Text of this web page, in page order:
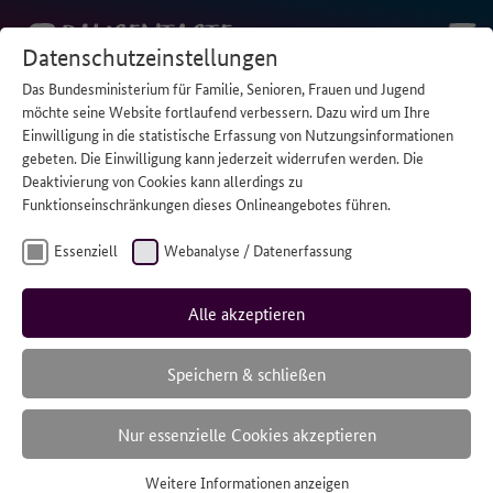
STARTSEITE/5 KINDERBÜCHER FÜR JUNGE PFLEGENDE
Datenschutzeinstellungen
Das Bundesministerium für Familie, Senioren, Frauen und Jugend
möchte seine Website fortlaufend verbessern. Dazu wird um Ihre
Einwilligung in die statistische Erfassung von Nutzungsinformationen
gebeten. Die Einwilligung kann jederzeit widerrufen werden. Die
Deaktivierung von Cookies kann allerdings zu
Funktionseinschränkungen dieses Onlineangebotes führen.
Essenziell Webanalyse / Datenerfassung
Alle akzeptieren
Speichern & schließen
Nur essenzielle Cookies akzeptieren
Weitere Informationen anzeigen